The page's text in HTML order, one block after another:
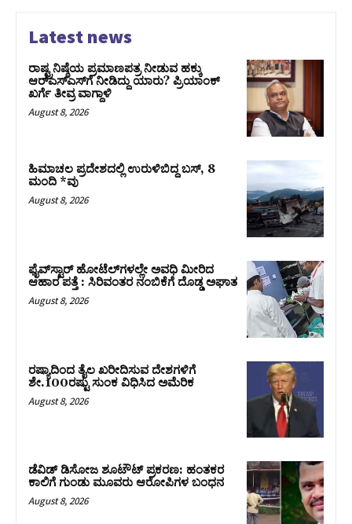
Latest news
ರಾಷ್ಟ್ರನಿಷ್ಠೆಯ ಪ್ರಮಾಣಪತ್ರ ನೀಡುವ ಹಕ್ಕು
ಆರ್‌ಎಸ್‌ಎಸ್‌ಗೆ ನೀಡಿದ್ದು ಯಾರು? ಪ್ರಿಯಾಂಕ್
ಖರ್ಗೆ ತೀವ್ರ ವಾಗ್ದಾಳಿ
August 8, 2026
ಹಿಮಾಚಲ ಪ್ರದೇಶದಲ್ಲಿ ಉರುಳಿಬಿದ್ದ ಬಸ್‌, 8
ಮಂದಿ *ವು
August 8, 2026
ಫೈವ್‌ಸ್ಟಾರ್ ಹೋಟೆಲ್‌ಗಳಲ್ಲೇ ಅವಧಿ ಮೀರಿದ
ಆಹಾರ ಪತ್ತೆ : ಸಿರಿವಂತರ ನಂಬಿಕೆಗೆ ದೊಡ್ಡ ಅಘಾತ
August 8, 2026
ರಷ್ಯಾದಿಂದ ತೈಲ ಖರೀದಿಸುವ ದೇಶಗಳಿಗೆ
ಶೇ.100ರಷ್ಟು ಸುಂಕ ವಿಧಿಸಿದ ಅಮೆರಿಕ
August 8, 2026
ಡೆವಿಡ್ ಡಿಸೋಜ ಶೂಟೌಟ್ ಪ್ರಕರಣ: ಹಂತಕರ
ಕಾಲಿಗೆ ಗುಂಡು ಮೂವರು ಆರೋಪಿಗಳ ಬಂಧನ
August 8, 2026